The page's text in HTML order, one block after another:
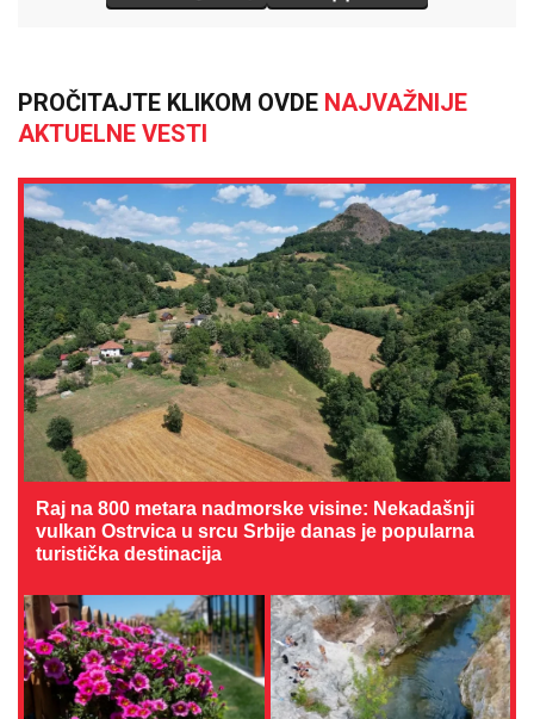
PROČITAJTE KLIKOM OVDE NAJVAŽNIJE
AKTUELNE VESTI
Raj na 800 metara nadmorske visine: Nekadašnji
vulkan Ostrvica u srcu Srbije danas je popularna
turistička destinacija